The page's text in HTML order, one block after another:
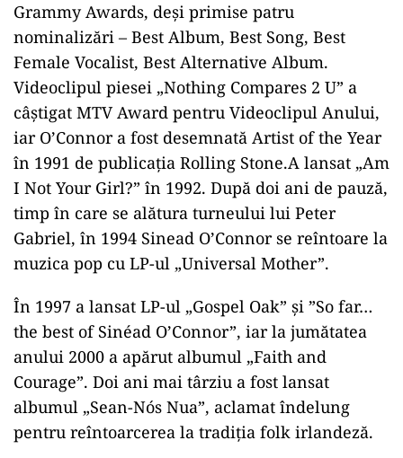
Grammy Awards, deşi primise patru
nominalizări – Best Album, Best Song, Best
Female Vocalist, Best Alternative Album.
Videoclipul piesei „Nothing Compares 2 U” a
câştigat MTV Award pentru Videoclipul Anului,
iar O’Connor a fost desemnată Artist of the Year
în 1991 de publicaţia Rolling Stone.A lansat „Am
I Not Your Girl?” în 1992. După doi ani de pauză,
timp în care se alătura turneului lui Peter
Gabriel, în 1994 Sinead O’Connor se reîntoare la
muzica pop cu LP-ul „Universal Mother”.
În 1997 a lansat LP-ul „Gospel Oak” şi ”So far…
the best of Sinéad O’Connor”, iar la jumătatea
anului 2000 a apărut albumul „Faith and
Courage”. Doi ani mai târziu a fost lansat
albumul „Sean-Nós Nua”, aclamat îndelung
pentru reîntoarcerea la tradiţia folk irlandeză.